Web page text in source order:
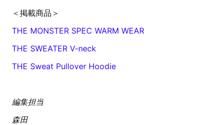
＜掲載商品＞
THE MONSTER SPEC WARM WEAR
THE SWEATER V-neck
THE Sweat Pullover Hoodie
編集担当
森田